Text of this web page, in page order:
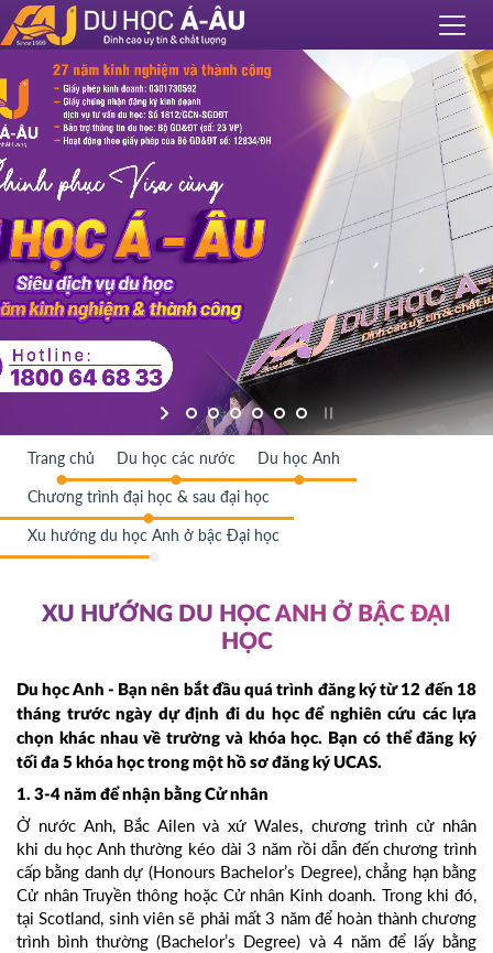
Trang chủ Du học các nước Du học Anh
Chương trình đại học & sau đại học
Xu hướng du học Anh ở bậc Đại học
XU HƯỚNG DU HỌC ANH Ở BẬC ĐẠI
HỌC
Du học Anh - Bạn nên bắt đầu quá trình đăng ký từ 12 đến 18
tháng trước ngày dự định đi du học để nghiên cứu các lựa
chọn khác nhau về trường và khóa học. Bạn có thể đăng ký
tối đa 5 khóa học trong một hồ sơ đăng ký UCAS.
1. 3-4 năm để nhận bằng Cử nhân
Ở nước Anh, Bắc Ailen và xứ Wales, chương trình cử nhân
khi du học Anh thường kéo dài 3 năm rồi dẫn đến chương trình
cấp bằng danh dự (Honours Bachelor’s Degree), chẳng hạn bằng
Cử nhân Truyền thông hoặc Cử nhân Kinh doanh. Trong khi đó,
tại Scotland, sinh viên sẽ phải mất 3 năm để hoàn thành chương
trình bình thường (Bachelor’s Degree) và 4 năm để lấy bằng